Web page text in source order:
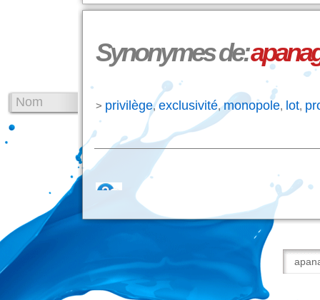
Synonymes de:
Nom > privilège,exclusivité,monopole, lot,